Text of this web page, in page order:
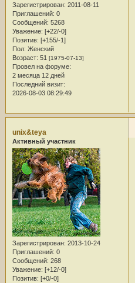
Зарегистрирован: 2011-08-11
Приглашений: 0
Сообщений: 5268
Уважение: [+22/-0]
Позитив: [+155/-1]
Пол: Женский
Возраст: 51 [1975-07-13]
Провел на форуме:
2 месяца 12 дней
Последний визит:
2026-08-03 08:29:49
unix&teya
Активный участник
Зарегистрирован: 2013-10-24
Приглашений: 0
Сообщений: 268
Уважение: [+12/-0]
Позитив: [+0/-0]